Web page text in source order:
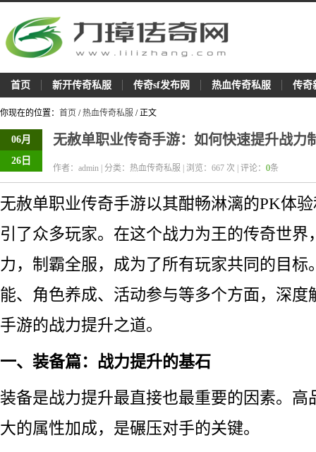
首页 新开传奇私服 传奇sf发布网 热血传奇私服 传奇
你现在的位置： 首页 /热血传奇私服 / 正文
06月
26日
无赦单职业传奇手游：如何快速提升战力
作者：admin | 分类：热血传奇私服 | 浏览： 667 次 | 评论： 0条
无赦单职业传奇手游以其酣畅淋漓的PK体
引了众多玩家。在这个战力为王的传奇世界
力，制霸全服，成为了所有玩家共同的目标
能、角色养成、活动参与等多个方面，深度
手游的战力提升之道。
一、装备篇：战力提升的基石
装备是战力提升最直接也最重要的因素。高
大的属性加成，是碾压对手的关键。